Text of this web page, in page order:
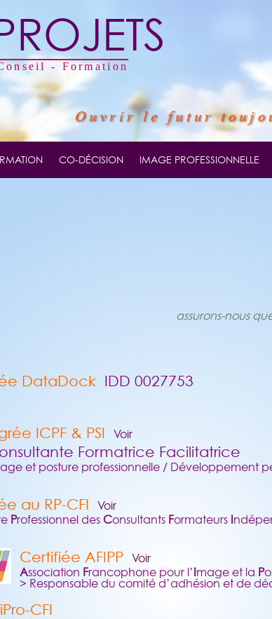
- Formation
Ouvrir le futur
CO-DÉCISION IMAGE PROFESSIONNELLE
assurons-nous
DataDock IDD 0027753
ICPF & PSI Voir
Formatrice Facilitatrice
et posture professionnelle / Développement
au RP-CFI
Voir
Professionnel des Consultants Formateurs
Certifiée AFIPP
Voir
Association Francophone pour l’ mage et la P
> Responsable du comité d’adhésion et de
CFI